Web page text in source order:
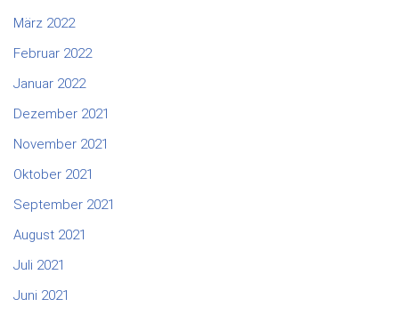
März 2022
Februar 2022
Januar 2022
Dezember 2021
November 2021
Oktober 2021
September 2021
August 2021
Juli 2021
Juni 2021